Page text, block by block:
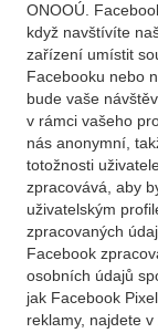
ONOOÚ.
když navštívíte
zařízení umístit
Facebooku nebo
bude vaše
v rámci vašeho
nás anonymní,
totožnosti
zpracovává, aby
uživatelským
zpracovaných
Facebook
osobních údajů
jak Facebook
reklamy, najdete